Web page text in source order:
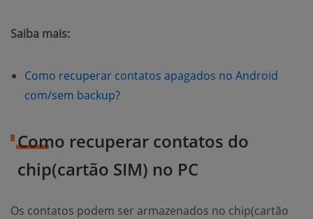
Saiba mais:
Como recuperar contatos apagados no Android
com/sem backup?
Como recuperar contatos do
chip(cartão SIM) no PC
Os contatos podem ser armazenados no chip(cartão